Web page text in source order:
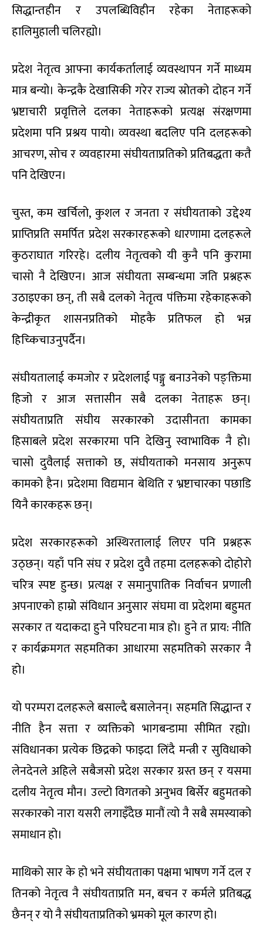
सिद्धान्तहीन र उपलब्धिविहीन रहेका नेताहरूको
हालिमुहाली चलिरह्यो।
प्रदेश नेतृत्व आफ्ना कार्यकर्तालाई व्यवस्थापन गर्ने माध्यम
मात्र बन्यो। केन्द्रकै देखासिकी गरेर राज्य स्रोतको दोहन गर्ने
भ्रष्टाचारी प्रवृत्तिले दलका नेताहरूको प्रत्यक्ष संरक्षणमा
प्रदेशमा पनि प्रश्रय पायो। व्यवस्था बदलिए पनि दलहरूको
आचरण, सोच र व्यवहारमा संघीयताप्रतिको प्रतिबद्धता कतै
पनि देखिएन।
चुस्त, कम खर्चिलो, कुशल र जनता र संघीयताको उद्देश्य
प्राप्तिप्रति समर्पित प्रदेश सरकारहरूको धारणामा दलहरूले
कुठराघात गरिरहे। दलीय नेतृत्वको यी कुनै पनि कुरामा
चासो नै देखिएन। आज संघीयता सम्बन्धमा जति प्रश्नहरू
उठाइएका छन्, ती सबै दलको नेतृत्व पंक्तिमा रहेकाहरूको
केन्द्रीकृत शासनप्रतिको मोहकै प्रतिफल हो भन्न
हिच्किचाउनुपर्दैन।
संघीयतालाई कमजोर र प्रदेशलाई पङ्गु बनाउनेको पङ्क्तिमा
हिजो र आज सत्तासीन सबै दलका नेताहरू छन्।
संघीयताप्रति संघीय सरकारको उदासीनता कामका
हिसाबले प्रदेश सरकारमा पनि देखिनु स्वाभाविक नै हो।
चासो दुवैलाई सत्ताको छ, संघीयताको मनसाय अनुरूप
कामको हैन। प्रदेशमा विद्यमान बेथिति र भ्रष्टाचारका पछाडि
यिनै कारकहरू छन्।
प्रदेश सरकारहरूको अस्थिरतालाई लिएर पनि प्रश्नहरू
उठ्छन्। यहाँ पनि संघ र प्रदेश दुवै तहमा दलहरूको दोहोरो
चरित्र स्पष्ट हुन्छ। प्रत्यक्ष र समानुपातिक निर्वाचन प्रणाली
अपनाएको हाम्रो संविधान अनुसार संघमा वा प्रदेशमा बहुमत
सरकार त यदाकदा हुने परिघटना मात्र हो। हुने त प्राय: नीति
र कार्यक्रमगत सहमतिका आधारमा सहमतिको सरकार नै
हो।
यो परम्परा दलहरूले बसाल्दै बसालेनन्। सहमति सिद्धान्त र
नीति हैन सत्ता र व्यक्तिको भागबन्डामा सीमित रह्यो।
संविधानका प्रत्येक छिद्रको फाइदा लिंदै मन्त्री र सुविधाको
लेनदेनले अहिले सबैजसो प्रदेश सरकार ग्रस्त छन् र यसमा
दलीय नेतृत्व मौन। उल्टो विगतको अनुभव बिर्सेर बहुमतको
सरकारको नारा यसरी लगाइँदैछ मानौं त्यो नै सबै समस्याको
समाधान हो।
माथिको सार के हो भने संघीयताका पक्षमा भाषण गर्ने दल र
तिनको नेतृत्व नै संघीयताप्रति मन, बचन र कर्मले प्रतिबद्ध
छैनन् र यो नै संघीयताप्रतिको भ्रमको मूल कारण हो।